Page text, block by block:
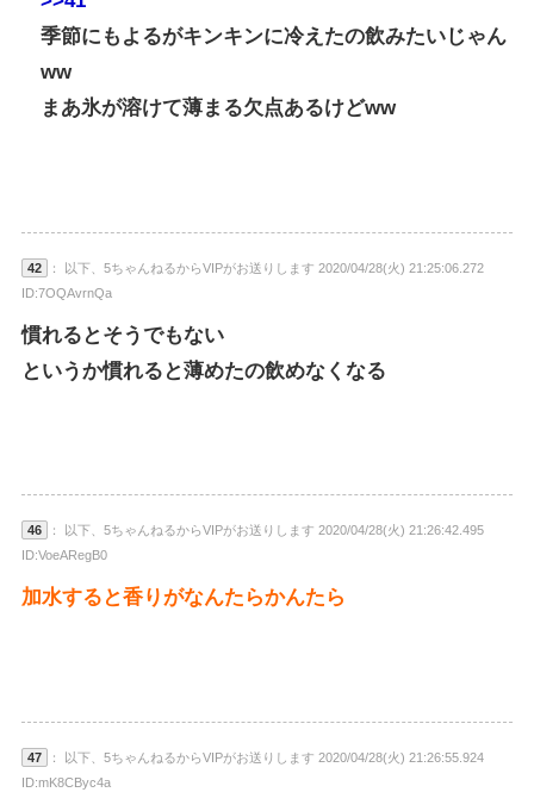
季節にもよるがキンキンに冷えたの飲みたいじゃん
ww
まあ氷が溶けて薄まる欠点あるけどww
42
： 以下、5ちゃんねるからVIPがお送りします 2020/04/28(火) 21:25:06.272
ID:7OQAvrnQa
慣れるとそうでもない
というか慣れると薄めたの飲めなくなる
46
： 以下、5ちゃんねるからVIPがお送りします 2020/04/28(火) 21:26:42.495
ID:VoeARegB0
加水すると香りがなんたらかんたら
47
： 以下、5ちゃんねるからVIPがお送りします 2020/04/28(火) 21:26:55.924
ID:mK8CByc4a